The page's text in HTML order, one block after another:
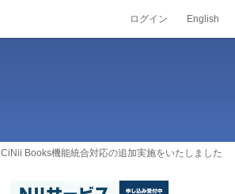
ログイン English
CiNii Books機能統合対応の追加実施をいたしました